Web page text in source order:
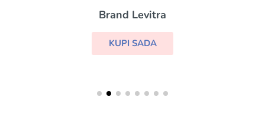
Brand Levitra
KUPI SADA